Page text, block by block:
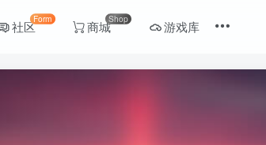
社区Form 商城Shop 游戏库